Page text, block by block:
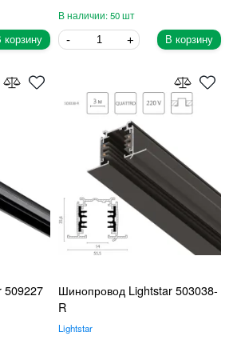
корзину
50
В корзину
509227
Шинопровод Lightstar 503038-
R
Lightstar